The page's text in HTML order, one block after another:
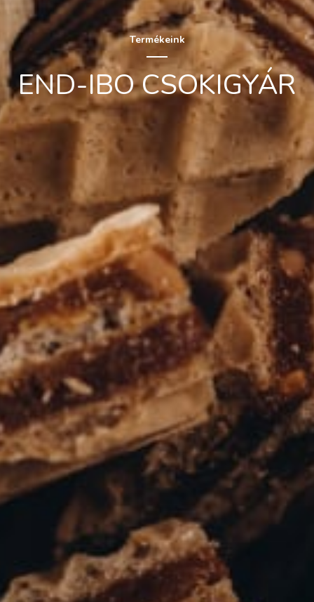
Termékeink
END-IBO CSOKIGYÁR